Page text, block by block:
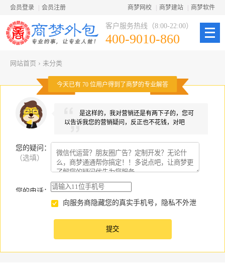
会员登录 会员注册 商梦网校 商梦建站 商梦软件
客户服务热线（8:00-22:00）
400-9010-860
网站首页 › 未分类
今天已有 70 位用户得到了商梦的专业解答
是这样的，我对营销还是有两下子的，您可
以告诉我您的营销疑问，反正也不花钱，对吧
您的疑问
（选填）
：
您的电话：
向服务商隐藏您的真实手机号，隐私不外泄